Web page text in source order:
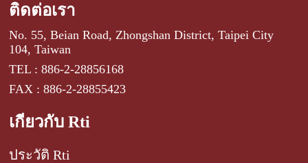
ติดต่อเรา
No. 55, Beian Road, Zhongshan District, Taipei City
104, Taiwan
TEL : 886-2-28856168
FAX : 886-2-28855423
เกี่ยวกับ Rti
ประวัติ Rti